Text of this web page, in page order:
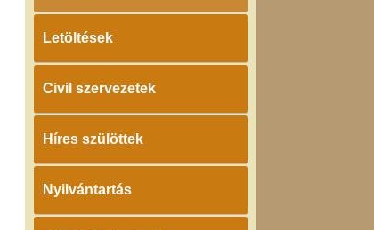
Letöltések
Civil szervezetek
Híres szülöttek
Nyilvántartás